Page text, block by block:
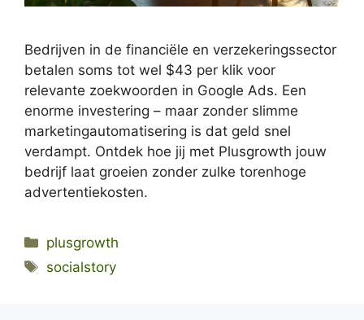
Bedrijven in de financiële en verzekeringssector
betalen soms tot wel $43 per klik voor
relevante zoekwoorden in Google Ads. Een
enorme investering – maar zonder slimme
marketingautomatisering is dat geld snel
verdampt. Ontdek hoe jij met Plusgrowth jouw
bedrijf laat groeien zonder zulke torenhoge
advertentiekosten.
Categories
plusgrowth
Tags
socialstory